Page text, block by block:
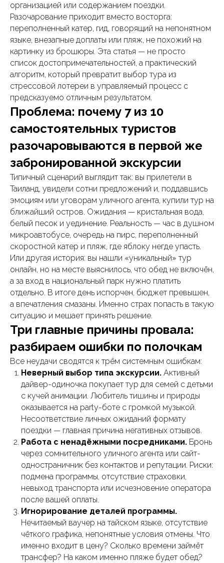
организацией или содержанием поездки.
Разочарование приходит вместо восторга:
переполненный катер, гид, говорящий на непонятном
языке, внезапные доплаты или пляж, не похожий на
картинку из брошюры. Эта статья — не просто
список достопримечательностей, а практический
алгоритм, который превратит выбор тура из
стрессовой лотереи в управляемый процесс с
предсказуемо отличным результатом.
Проблема: почему 7 из 10
самостоятельных туристов
разочаровываются в первой же
забронированной экскурсии
Типичный сценарий выглядит так: вы прилетели в
Таиланд, увидели сотни предложений и, поддавшись
эмоциям или уговорам уличного агента, купили тур на
ближайший остров. Ожидания — кристальная вода,
белый песок и уединение. Реальность — час в душном
микроавтобусе, очередь на пирс, переполненный
скоростной катер и пляж, где яблоку негде упасть.
Или другая история: вы нашли «уникальный» тур
онлайн, но на месте выяснилось, что обед не включён,
а за вход в национальный парк нужно платить
отдельно. В итоге день испорчен, бюджет превышен,
а впечатления смазаны. Именно страх попасть в такую
ситуацию и мешает принять решение.
Три главные причины провала:
разбираем ошибки по полочкам
Все неудачи сводятся к трём системным ошибкам:
Неверный выбор типа экскурсии. Активный
дайвер-одиночка покупает тур для семей с детьми
с кучей анимации. Любитель тишины и природы
оказывается на party-боте с громкой музыкой.
Несоответствие личных ожиданий формату
поездки — главная причина негативных отзывов.
Работа с ненадёжными посредниками. Бронь
через сомнительного уличного агента или сайт-
одностраничник без контактов и репутации. Риски:
подмена программы, отсутствие страховки,
невыход транспорта или исчезновение оператора
после вашей оплаты.
Игнорирование деталей программы.
Нечитаемый ваучер на тайском языке, отсутствие
чёткого графика, непонятные условия отмены. Что
именно входит в цену? Сколько времени займёт
трансфер? На каком именно пляже будет обед?